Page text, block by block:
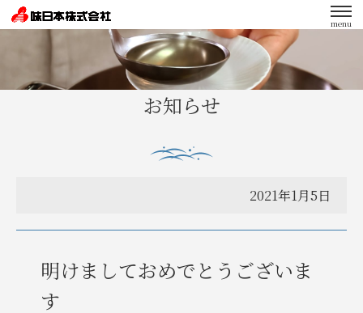
menu
お知らせ
2021年1月5日
明けましておめでとうございま
す